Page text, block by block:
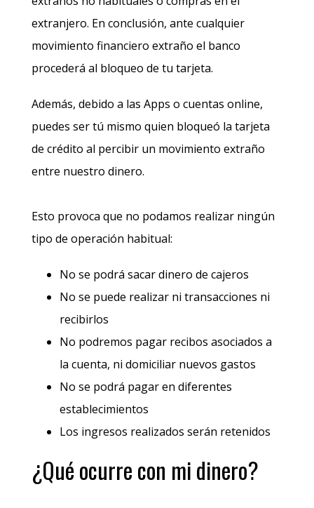
extranjero. En conclusión, ante cualquier
movimiento financiero extraño el banco
procederá al bloqueo de tu tarjeta.
Además, debido a las Apps o cuentas online,
puedes ser tú mismo quien bloqueó la tarjeta
de crédito al percibir un movimiento extraño
entre nuestro dinero.
Esto provoca que no podamos realizar ningún
tipo de operación habitual:
No se podrá sacar dinero de cajeros
No se puede realizar ni transacciones ni
recibirlos
No podremos pagar recibos asociados a
la cuenta, ni domiciliar nuevos gastos
No se podrá pagar en diferentes
establecimientos
Los ingresos realizados serán retenidos
¿Qué ocurre con mi dinero?